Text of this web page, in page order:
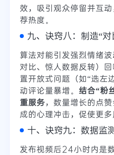
效，吸引观众停留并互
荐热度。
九、诀窍八：制造“
算法对能引发强烈情绪
对比、惊人数据反转）
置开放式问题（如“选左
动评论量暴增。 结合“粉
重服务，数量增长的点
成的心理冲击，促使更多
十、诀窍九：数据监
发布视频后24小时内是